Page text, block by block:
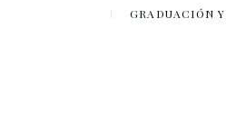
GRADUACIÓN